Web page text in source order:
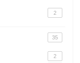
2
35
2